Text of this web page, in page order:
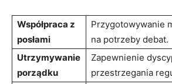
Współpraca z
posłami
Przygotowywanie
na potrzeby debat.
Utrzymywanie
porządku
Zapewnienie
przestrzegania